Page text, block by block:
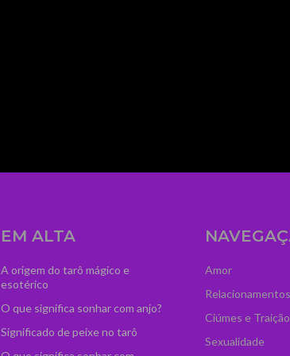
EM ALTA
A origem do tarô mágico e
esotérico
O que significa sonhar com anjo?
Significado de peixe no tarô
Amor
Relacionamentos
Ciúmes e Traição
Sexualidade